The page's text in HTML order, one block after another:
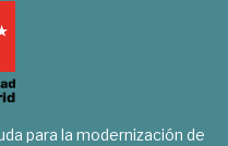
para la modernización de